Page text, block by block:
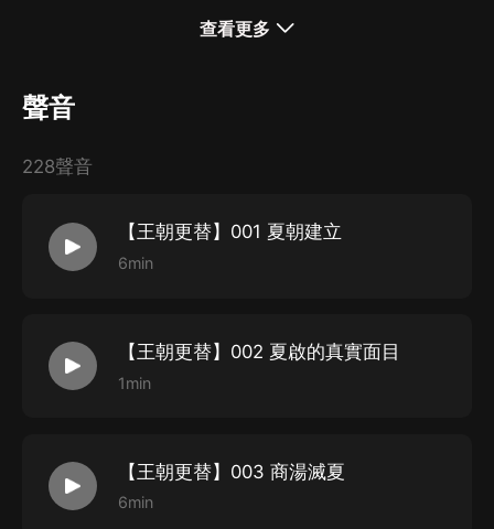
兩漢的建立，再到三國兩晉南北朝的紛亂，再發展到隋唐
代代的風雲叱吒，在改朝換代中，在榮辱沉浮中，有的人
面樹敵；有的人長袖善舞，有的人黯然出局；有的人推陳
人恢復了野蠻的習俗；有的人成為千古明君，有的人淪為
獨夫民賊……千古而下，伴隨著歷史的車輪，政治的演進
查看更多
聲音
228聲音
【王朝更替】001 夏朝建立
6min
【王朝更替】002 夏啟的真實面目
1min
【王朝更替】003 商湯滅夏
6min